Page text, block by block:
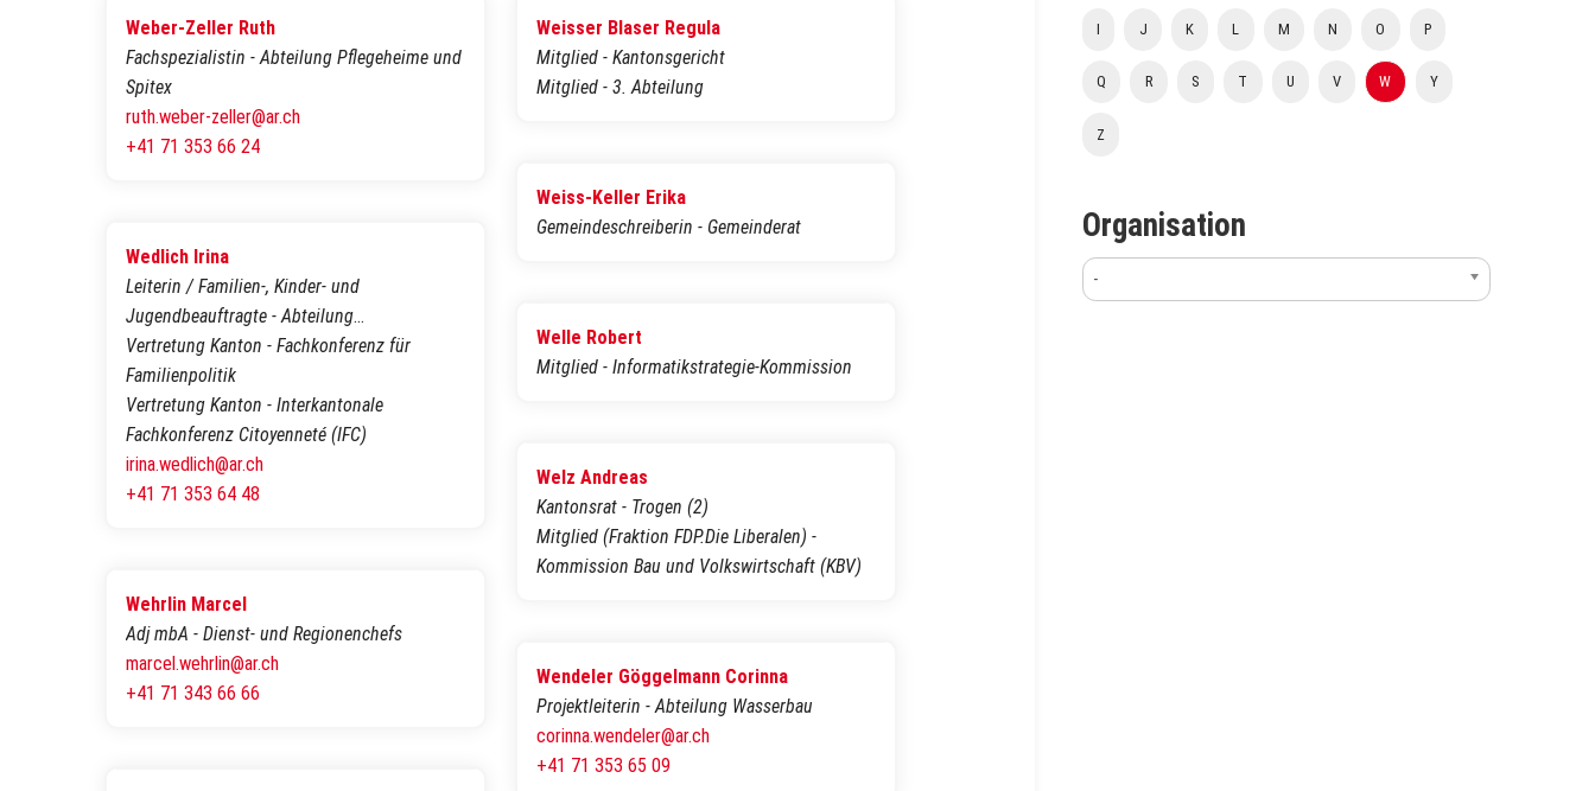
Weber-Zeller Ruth
Fachspezialistin - Abteilung Pflegeheime und
Spitex
ruth.weber-zeller@ar.ch
+41 71 353 66 24
Wedlich Irina
Leiterin / Familien-, Kinder- und
Jugendbeauftragte - Abteilung
Chancengleichheit
Vertretung Kanton - Fachkonferenz für
Familienpolitik
Vertretung Kanton - Interkantonale
Fachkonferenz Citoyenneté (IFC)
irina.wedlich@ar.ch
+41 71 353 64 48
Wehrlin Marcel
Adj mbA - Dienst- und Regionenchefs
marcel.wehrlin@ar.ch
+41 71 343 66 66
Weisser Blaser Regula
Mitglied - Kantonsgericht
Mitglied - 3. Abteilung
Weiss-Keller Erika
Gemeindeschreiberin - Gemeinderat
Welle Robert
Mitglied - Informatikstrategie-Kommission
Welz Andreas
Kantonsrat - Trogen (2)
Mitglied (Fraktion FDP.Die Liberalen) -
Kommission Bau und Volkswirtschaft (KBV)
Wendeler Göggelmann Corinna
Projektleiterin - Abteilung Wasserbau
corinna.wendeler@ar.ch
+41 71 353 65 09
I J K L M N O P
Q R S T U V W Y
Z
Organisation
-